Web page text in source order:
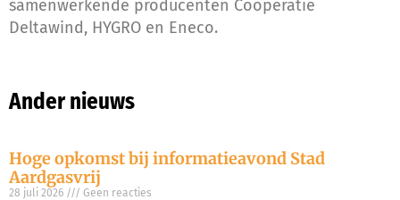
samenwerkende producenten Coöperatie
Deltawind, HYGRO en Eneco.
Ander nieuws
Hoge opkomst bij informatieavond Stad
Aardgasvrij
28 juli 2026 Geen reacties